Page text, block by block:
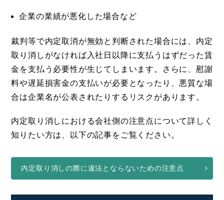
企業の業績が悪化した場合など
裁判等で内定取消が無効と判断された場合には、内定
取り消しがなければ入社日以降に支払うはずだった賃
金を支払う必要性が生じてしまいます。さらに、慰謝
料や遅延損害金の支払いが必要となったり、悪質な場
合は企業名が公表されたりするリスクがあります。
内定取り消しにおける会社側の注意点について詳しく
知りたい方は、以下の記事をご覧ください。
内定取り消しの際に違法とならないための注意点